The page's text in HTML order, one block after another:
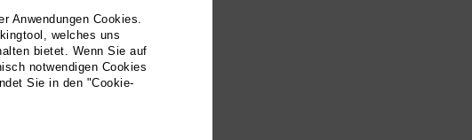
Anwendungen Cookies.
welches uns
bietet. Wenn Sie auf
notwendigen Cookies
Sie in den "Cookie-